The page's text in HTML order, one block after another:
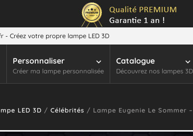
- Créez votre propre lampe LED 3D
Personnaliser
Créer ma lampe personnalisée
Catalogue
Découvrez nos lampes 3D
LED 3D / Célébrités / Lampe Eugenie Le Sommer